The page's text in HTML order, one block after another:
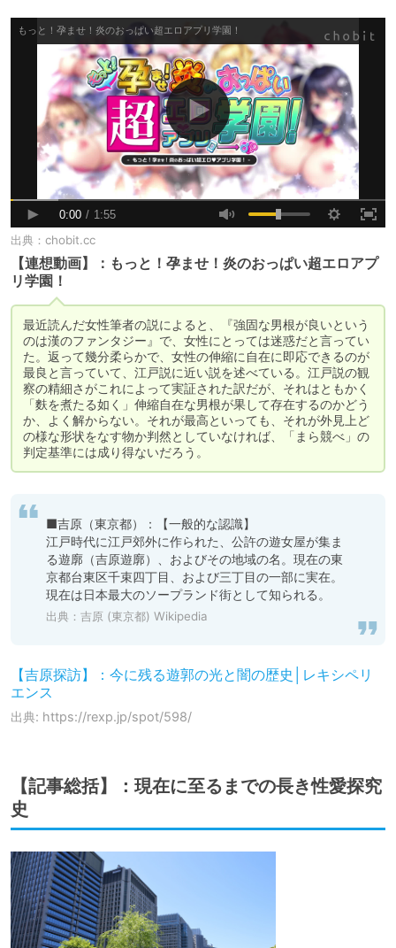
出典： chobit.cc
【連想動画】：もっと！孕ませ！炎のおっぱい超エロアプ
リ学園！
最近読んだ女性筆者の説によると、『強固な男根が良いという
のは漢のファンタジー』で、女性にとっては迷惑だと言ってい
た。返って幾分柔らかで、女性の伸縮に自在に即応できるのが
最良と言っていて、江戸説に近い説を述べている。江戸説の観
察の精細さがこれによって実証された訳だが、それはともかく
「麩を煮たる如く」伸縮自在な男根が果して存在するのかどう
か、よく解からない。それが最高といっても、それが外見上ど
の様な形状をなす物か判然としていなければ、「まら競べ」の
判定基準には成り得ないだろう。
■吉原（東京都）：【一般的な認識】
江戸時代に江戸郊外に作られた、公許の遊女屋が集ま
る遊廓（吉原遊廓）、およびその地域の名。現在の東
京都台東区千束四丁目、および三丁目の一部に実在。
現在は日本最大のソープランド街として知られる。
出典： 吉原 (東京都) Wikipedia
【吉原探訪】：今に残る遊郭の光と闇の歴史│レキシペリ
エンス
出典: https://rexp.jp/spot/598/
【記事総括】：現在に至るまでの長き性愛探究
史